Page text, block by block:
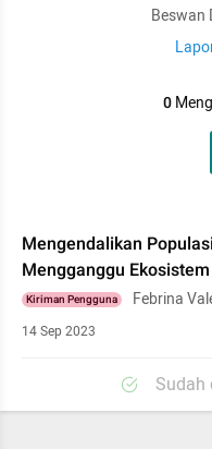
Beswan
0
Mengendalikan
Mengganggu Ekosistem
Kiriman Pengguna Febrina
14 Sep 2023